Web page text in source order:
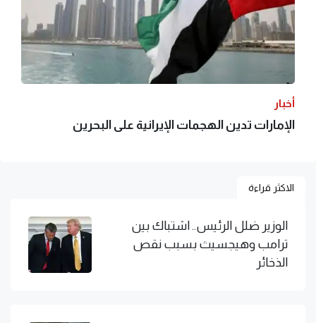
أخبار
الإمارات تدين الهجمات الإيرانية على البحرين
الاكثر قراءة
الوزير ضلل الرئيس.. اشتباك بين
ترامب وهيجسيث بسبب نقص
الذخائر